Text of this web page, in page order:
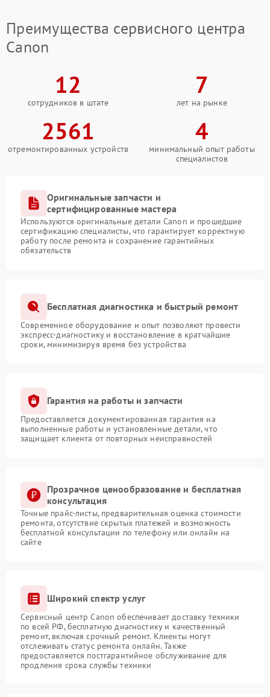
Преимущества сервисного центра
Canon
12
сотрудников в штате
7
лет на рынке
2561
отремонтированных устройств
4
минимальный опыт работы
специалистов
Оригинальные запчасти и
сертифицированные мастера
Используются оригинальные детали Canon и прошедшие
сертификацию специалисты, что гарантирует корректную
работу после ремонта и сохранение гарантийных
обязательств
Бесплатная диагностика и быстрый ремонт
Современное оборудование и опыт позволяют провести
экспресс-диагностику и восстановление в кратчайшие
сроки, минимизируя время без устройства
Гарантия на работы и запчасти
Предоставляется документированная гарантия на
выполненные работы и установленные детали, что
защищает клиента от повторных неисправностей
Прозрачное ценообразование и бесплатная
консультация
Точные прайс-листы, предварительная оценка стоимости
ремонта, отсутствие скрытых платежей и возможность
бесплатной консультации по телефону или онлайн на
сайте
Широкий спектр услуг
Сервисный центр Canon обеспечивает доставку техники
по всей РФ, бесплатную диагностику и качественный
ремонт, включая срочный ремонт. Клиенты могут
отслеживать статус ремонта онлайн. Также
предоставляется постгарантийное обслуживание для
продления срока службы техники